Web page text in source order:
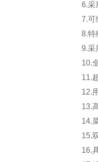
6.采
7.可
8.特
9.采
10.
11.
12.
13.
14.
15.
16.